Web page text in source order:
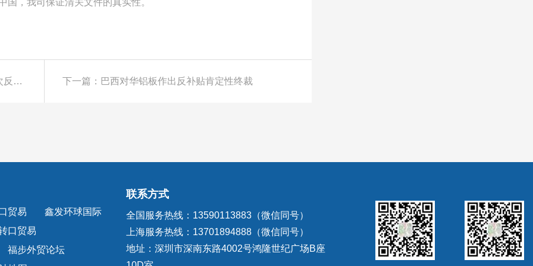
，我司保证清关文件的真实性。
上一篇：阿根廷对涉华可锻性铸铁管件作出第二次反倾销日落复审终裁 下一篇：巴西对华铝板作出反补贴肯定性终裁
贸易
鑫发环球国际
口贸易
福步外贸论坛
联系方式
全国服务热线：13590113883（微信同号）
上海服务热线：13701894888（微信同号）
地址：深圳市深南东路4002号鸿隆世纪广场B座